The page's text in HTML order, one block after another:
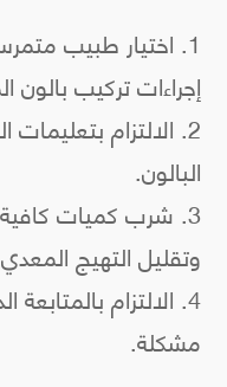
اختيار طبيب
إجراءات تركيب بالون
الالتزام
البالون.
شرب كميات كافية
وتقليل التهيج
الالتزام
مشكلة.